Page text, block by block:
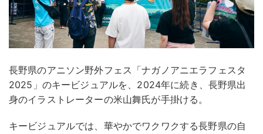
長野県のアニソン野外フェス「ナガノアニエラフェスタ
2025」のキービジュアルを、2024年に続き、長野県出
身のイラストレーターの米山舞氏が手掛ける。
キービジュアルでは、華やかでワクワクする長野県の自